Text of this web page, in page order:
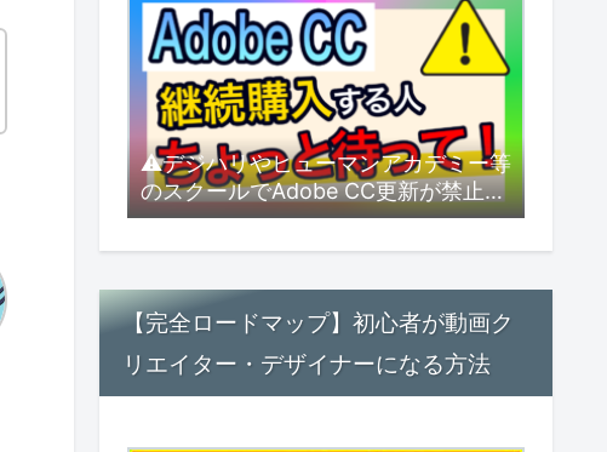
⚠デジハリやヒューマンアカデミー等
のスクールでAdobe CC更新が禁止
に！？できるだけ安く更新するにはど
うすればいい？【2026年8月最新】
【完全ロードマップ】初心者が動画ク
リエイター・デザイナーになる方法